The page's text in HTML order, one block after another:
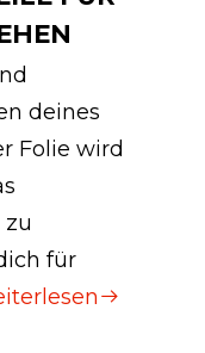
deines
Folie wird
zu
für